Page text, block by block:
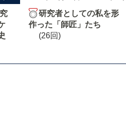
研究者としての私を形
作った「師匠」たち
(26回)